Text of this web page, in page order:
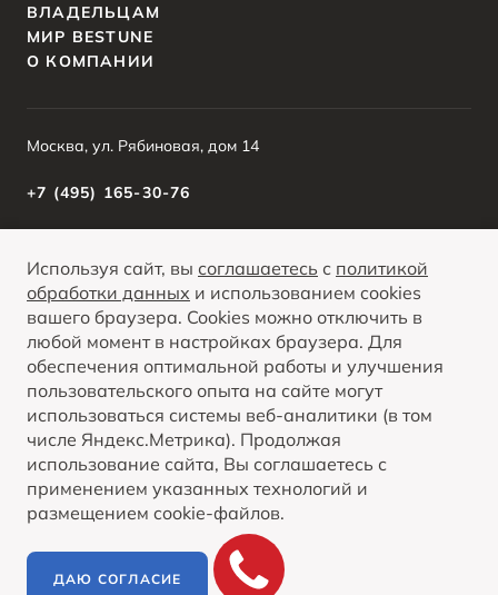
ВЛАДЕЛЬЦАМ
МИР BESTUNE
О КОМПАНИИ
Москва, ул. Рябиновая, дом 14
+7 (495) 165-30-76
О ПРОДУКТЕ
КРЕДИТНЫЕ ПРОГРАММЫ
Вся представленная на сайте информация, касающаяся автомобилей и
сервисного обслуживания, носит информационный характер и не является
публичной офертой. Все цены, указанные на данном сайте, носят
информационный характер и являются максимально рекомендуемыми
розничными ценами по расчетам дистрибьютора (ООО «ФАВ-Восточная
Европа»). Для получения подробной информации просьба обращаться к
ближайшему официальному дилеру ООО «ФАВ-Восточная Европа» .
Опубликованная на данном сайте информация может быть изменена в любое
время без предварительного уведомления.
ПОКАЗАТЬ ВСЕ
© 2026
Политика обработки персональных данных
Правовая информация
Контакты
Сделано в ПЕРКС
Используя сайт, вы соглашаетесь с политикой
обработки данных и использованием cookies
вашего браузера. Cookies можно отключить в
любой момент в настройках браузера. Для
обеспечения оптимальной работы и улучшения
пользовательского опыта на сайте могут
использоваться системы веб-аналитики (в том
числе Яндекс.Метрика). Продолжая
использование сайта, Вы соглашаетесь с
применением указанных технологий и
размещением cookie-файлов.
ДАЮ СОГЛАСИЕ